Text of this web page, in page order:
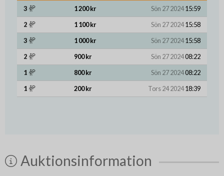
3
1 200 kr Sön 27 202415:59
2
1 100 kr Sön 27 202415:58
3
1 000 kr Sön 27 202415:58
2
900 kr Sön 27 202408:22
1
800 kr Sön 27 202408:22
1
200 kr Tors 24 202418:39
Auktionsinformation